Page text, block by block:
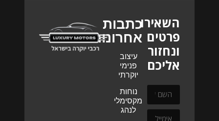
השאירו
פרטים
ונחזור
אליכם
כתבות
אחרונות
עיצוב
פנימי
יוקרתי
נוחות
מקסימלית
לנהג